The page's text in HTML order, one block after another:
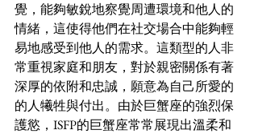
覺，能夠敏銳地察覺周遭環境和他人的
情緒，這使得他們在社交場合中能夠輕
易地感受到他人的需求。這類型的人非
常重視家庭和朋友，對於親密關係有著
深厚的依附和忠誠，願意為自己所愛的
的人犧牲與付出。由於巨蟹座的強烈保
護慾，ISFP的巨蟹座常常展現出溫柔和